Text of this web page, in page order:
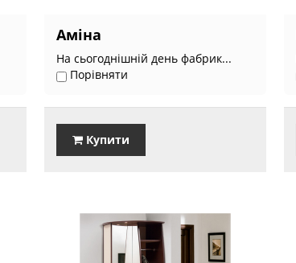
Аміна
На сьогоднішній день фабрик...
Порівняти
Купити